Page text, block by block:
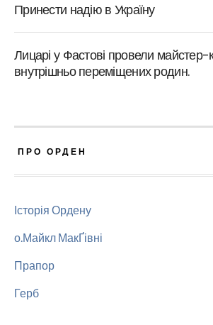
Принести надію в Україну
Лицарі у Фастові провели майстер-
внутрішньо переміщених родин.
ПРО ОРДЕН
Історія Ордену
о.Майкл МакҐівні
Прапор
Герб